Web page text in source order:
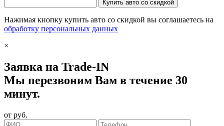
Купить авто со скидкой
Нажимая кнопку купить авто со скидкой вы соглашаетесь на
обработку персональных данных
×
Заявка на Trade-IN
Мы перезвоним Вам в течение 30
минут.
от руб.